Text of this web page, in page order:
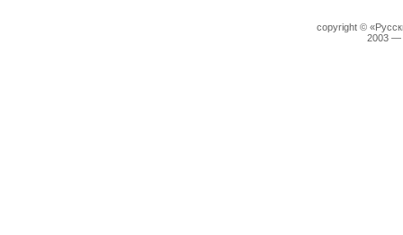
copyright ©
2003 —